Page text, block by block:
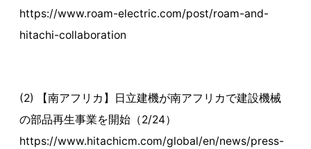
https://www.roam-electric.com/post/roam-and-
hitachi-collaboration
(2) 【南アフリカ】日立建機が南アフリカで建設機械
の部品再生事業を開始（2/24）
https://www.hitachicm.com/global/en/news/press-